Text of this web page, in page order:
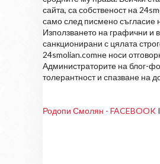
сайта, са собственост на
само след писмено съгласие
Използването на графични и
санкционирани с цялата
24smolian.comне носи
Администраторите на блог-
толерантност и спазване на
Родопи Смолян - FACEBOOK I